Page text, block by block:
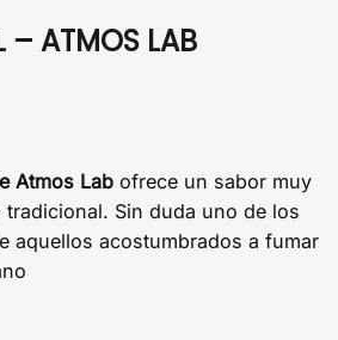
– ATMOS LAB
Atmos Lab ofrece un sabor muy
Sin duda uno de los
aquellos acostumbrados a fumar